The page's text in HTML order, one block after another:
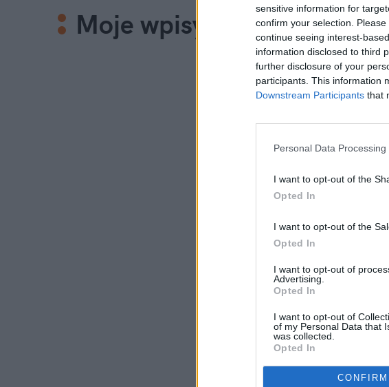
sensitive information for
confirm your selection.
continue seeing interest-
information disclosed to third
further disclosure of your
participants. This information
Downstream Participants that
Personal Data
I want to opt-out of the
Opted In
I want to opt-out of the
Opted In
I want to opt-out of
Advertising.
Opted In
I want to opt-out of
of my Personal Data that
was collected.
Opted In
CONFIRM
Moje wpisy